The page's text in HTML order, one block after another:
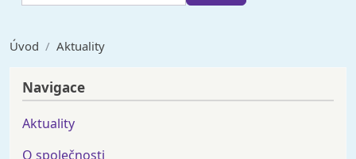
Úvod Aktuality
Navigace
Aktuality
O společnosti